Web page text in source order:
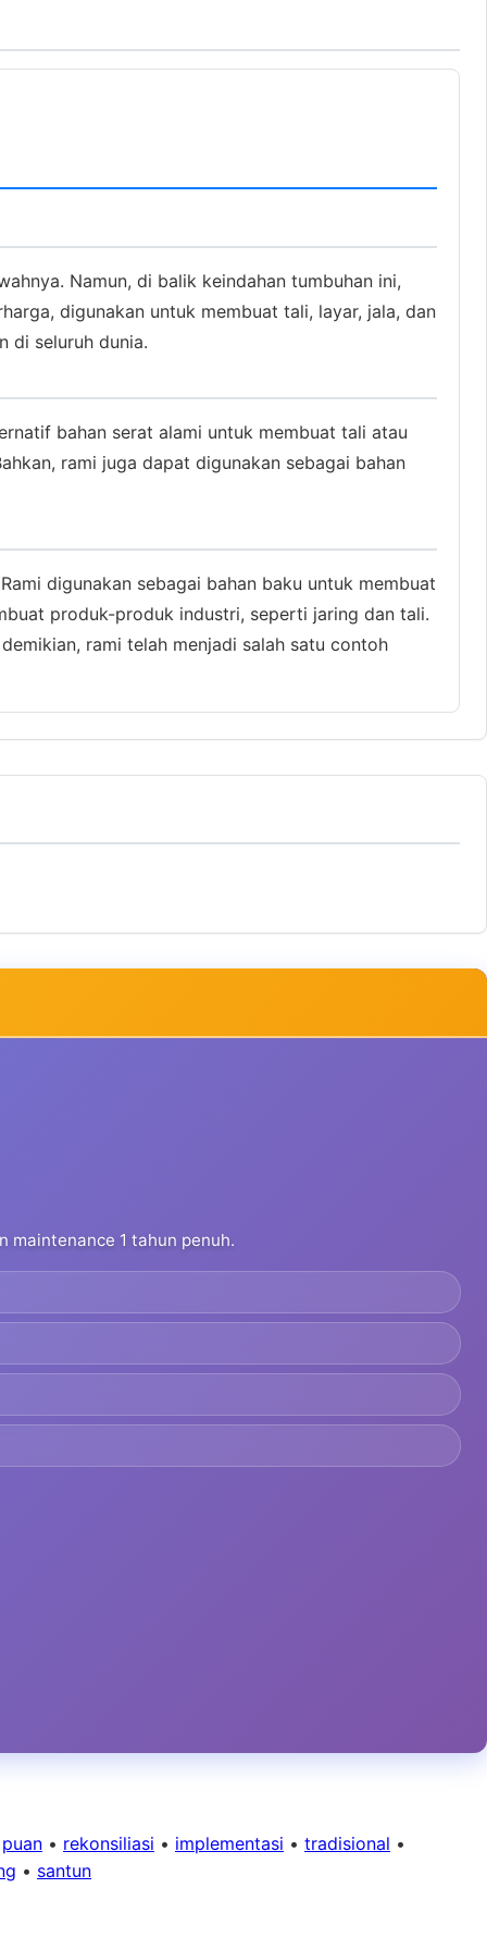
Namun, di balik keindahan tumbuhan ini,
digunakan untuk membuat tali, layar, jala, dan
di seluruh dunia.
bahan serat alami untuk membuat tali atau
rami juga dapat digunakan sebagai bahan
digunakan sebagai bahan baku untuk membuat
produk-produk industri, seperti jaring dan tali.
rami telah menjadi salah satu contoh
maintenance 1 tahun penuh.
puan • rekonsiliasi • implementasi • tradisional •
• santun